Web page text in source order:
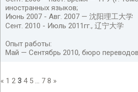
иностранных языков;
Июнь 2007 - Авг. 2007 — 沈阳理工大学
Сент. 2010 - Июль 2011гг., 辽宁大学
Опыт работы:
Май — Сентябрь 2010, бюро переводов
« 1 2 3 4 5 ... 7 8 »